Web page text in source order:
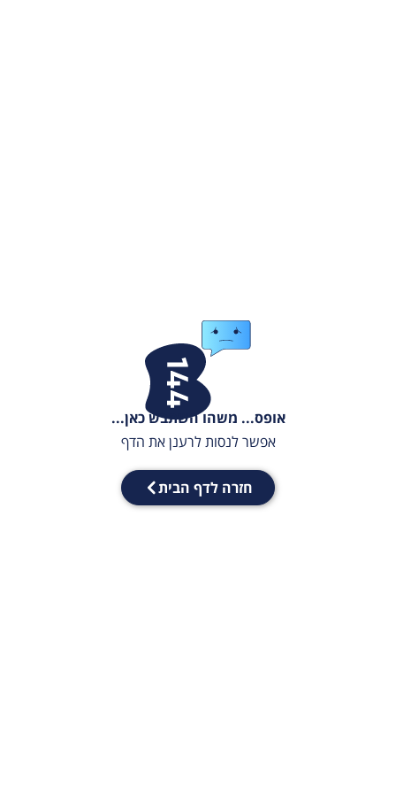
אופס... משהו השתבש כאן...
אפשר לנסות לרענן את הדף
חזרה לדף הבית